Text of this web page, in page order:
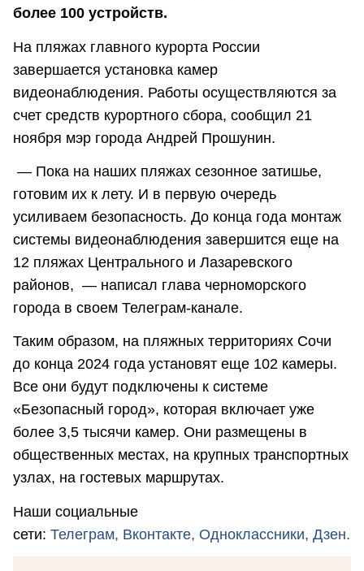
более 100 устройств.
На пляжах главного курорта России
завершается установка камер
видеонаблюдения. Работы осуществляются за
счет средств курортного сбора, сообщил 21
ноября мэр города Андрей Прошунин.
— Пока на наших пляжах сезонное затишье,
готовим их к лету. И в первую очередь
усиливаем безопасность. До конца года монтаж
системы видеонаблюдения завершится еще на
12 пляжах Центрального и Лазаревского
районов, — написал глава черноморского
города в своем Телеграм-канале.
Таким образом, на пляжных территориях Сочи
до конца 2024 года установят еще 102 камеры.
Все они будут подключены к системе
«Безопасный город», которая включает уже
более 3,5 тысячи камер. Они размещены в
общественных местах, на крупных транспортных
узлах, на гостевых маршрутах.
Наши социальные
сети: Телеграм, Вконтакте, Одноклассники, Дзен.